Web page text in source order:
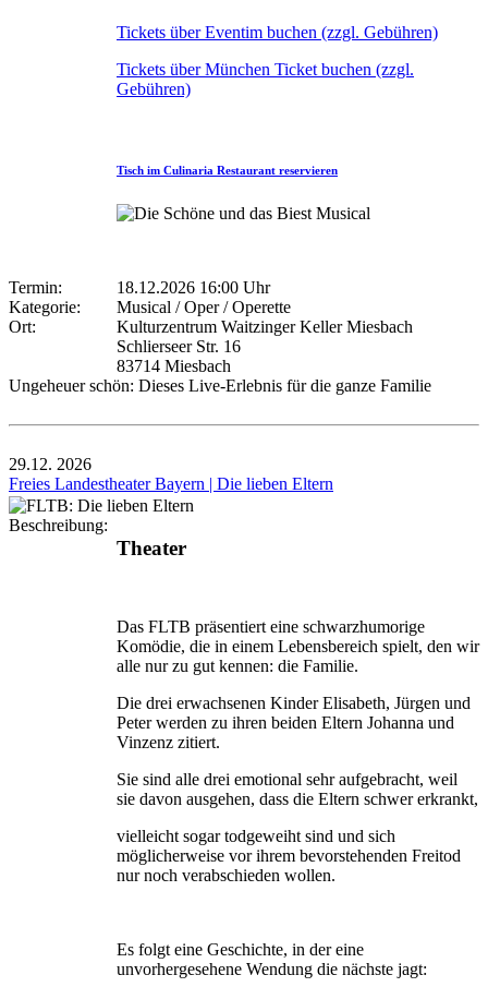
Tickets über Eventim buchen (zzgl. Gebühren)
Tickets über München Ticket buchen (zzgl.
Gebühren)
Tisch im Culinaria Restaurant reservieren
Termin:
18.12.2026 16:00 Uhr
Kategorie:
Musical / Oper / Operette
Ort:
Kulturzentrum Waitzinger Keller Miesbach
Schlierseer Str. 16
83714 Miesbach
Ungeheuer schön: Dieses Live-Erlebnis für die ganze Familie
29.12. 2026
Freies Landestheater Bayern | Die lieben Eltern
Beschreibung:
Theater
Das FLTB präsentiert eine schwarzhumorige
Komödie, die in einem Lebensbereich spielt, den wir
alle nur zu gut kennen: die Familie.
Die drei erwachsenen Kinder Elisabeth, Jürgen und
Peter werden zu ihren beiden Eltern Johanna und
Vinzenz zitiert.
Sie sind alle drei emotional sehr aufgebracht, weil
sie davon ausgehen, dass die Eltern schwer erkrankt,
vielleicht sogar todgeweiht sind und sich
möglicherweise vor ihrem bevorstehenden Freitod
nur noch verabschieden wollen.
Es folgt eine Geschichte, in der eine
unvorhergesehene Wendung die nächste jagt: